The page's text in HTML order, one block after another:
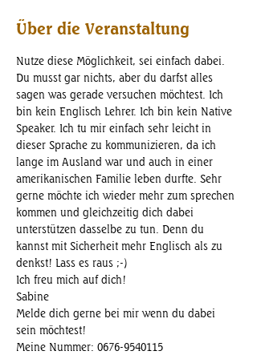
Über die Veranstaltung
Nutze diese Möglichkeit, sei einfach dabei.
Du musst gar nichts, aber du darfst alles
sagen was gerade versuchen möchtest. Ich
bin kein Englisch Lehrer. Ich bin kein Native
Speaker. Ich tu mir einfach sehr leicht in
dieser Sprache zu kommunizieren, da ich
lange im Ausland war und auch in einer
amerikanischen Familie leben durfte. Sehr
gerne möchte ich wieder mehr zum sprechen
kommen und gleichzeitig dich dabei
unterstützen dasselbe zu tun. Denn du
kannst mit Sicherheit mehr Englisch als zu
denkst! Lass es raus ;-)
Ich freu mich auf dich!
Sabine
Melde dich gerne bei mir wenn du dabei
sein möchtest!
Meine Nummer: 0676-9540115